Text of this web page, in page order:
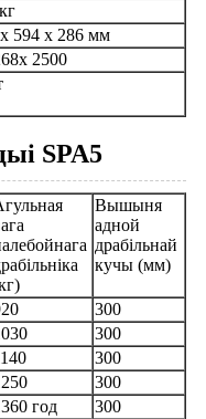
594 х 286 мм
2500
SPA5
Вышыня
адной
драбільнай
кучы (мм)
300
300
300
300
год
300